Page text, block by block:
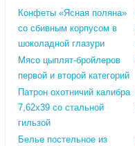
Конфеты «Ясная поляна»
со сбивным корпусом в
шоколадной глазури
Мясо цыплят-бройлеров
первой и второй категорий
Патрон охотничий калибра
7,62х39 со стальной
гильзой
Белье постельное из